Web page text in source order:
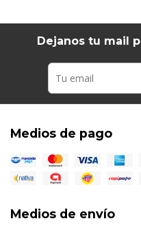
Dejanos tu mail
Medios de pago
Medios de envío